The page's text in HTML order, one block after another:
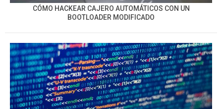
CÓMO HACKEAR CAJERO AUTOMÁTICOS CON UN
BOOTLOADER MODIFICADO